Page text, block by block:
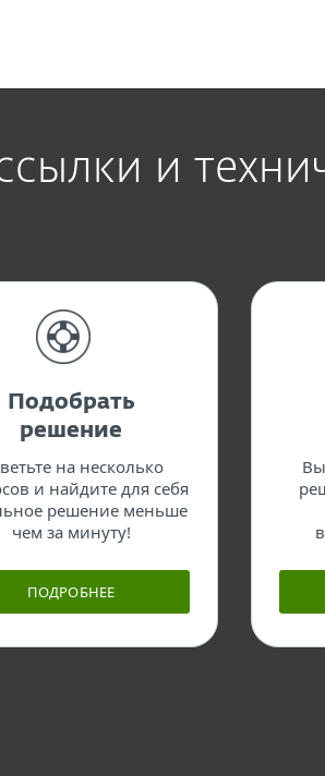
и
Подобрать
решение
на несколько
и найдите для себя
решение меньше
чем за минуту!
ПОДРОБНЕЕ